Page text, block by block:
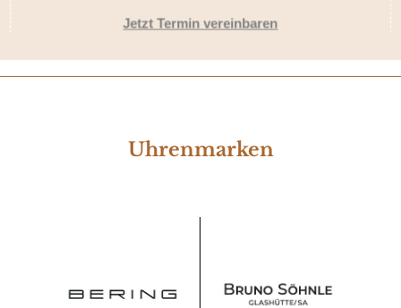
Jetzt Termin vereinbaren
Uhrenmarken